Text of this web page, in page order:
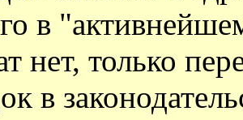
в
нет, только
в